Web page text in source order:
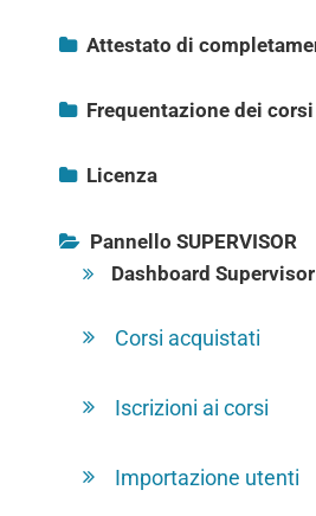
Elimina ArgoID
Attestato di
Frequentazione dei corsi
Test finale
Licenza
Pannello SUPERVISOR
Dashboard Supervisor
Corsi acquistati
Iscrizioni ai corsi
Importazione utenti